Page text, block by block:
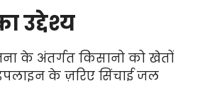
उद्देश्य
के अंतर्गत किसानो को खेतों
के ज़रिए सिंचाई जल